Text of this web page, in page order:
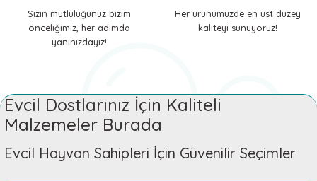
Sizin mutluluğunuz bizim
önceliğimiz, her adımda
yanınızdayız!
Her ürünümüzde en üst düzey
kaliteyi sunuyoruz!
Evcil Dostlarınız İçin Kaliteli
Malzemeler Burada
Evcil Hayvan Sahipleri İçin Güvenilir Seçimler